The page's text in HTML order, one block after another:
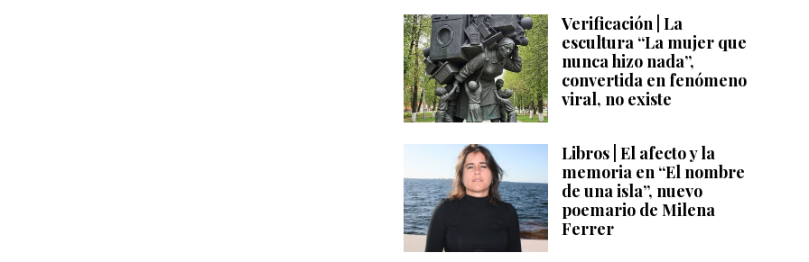
Verificación | La
escultura “La mujer que
nunca hizo nada”,
convertida en fenómeno
viral, no existe
Libros | El afecto y la
memoria en “El nombre
de una isla”, nuevo
poemario de Milena
Ferrer